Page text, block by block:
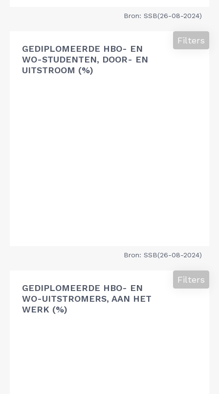
Bron: SSB(26-08-2024)
GEDIPLOMEERDE HBO- EN
WO-STUDENTEN, DOOR- EN
UITSTROOM (%)
Filters
Bron: SSB(26-08-2024)
GEDIPLOMEERDE HBO- EN
WO-UITSTROMERS, AAN HET
WERK (%)
Filters